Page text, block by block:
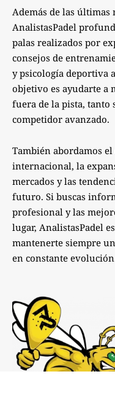
Además de las últimas
AnalistasPadel
palas realizados por
consejos de
y psicología deportiva
objetivo es ayudarte
fuera de la pista, tanto
competidor avanzado.
También abordamos
internacional, la
mercados y las
futuro. Si buscas
profesional y las
lugar, AnalistasPadel
mantenerte siempre
en constante